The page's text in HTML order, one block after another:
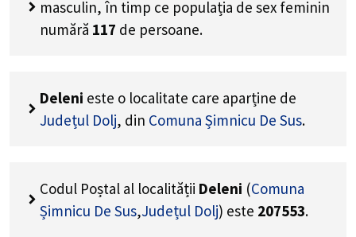
masculin, în timp ce populația de sex feminin
numără 117 de persoane.
Deleni este o localitate care aparține de
Județul Dolj, din Comuna Șimnicu De Sus.
Codul Poștal al localității Deleni (Comuna
Șimnicu De Sus,Județul Dolj) este 207553.